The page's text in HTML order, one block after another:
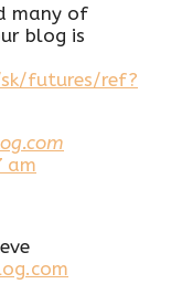
many of
blog is
futures/ref?
am